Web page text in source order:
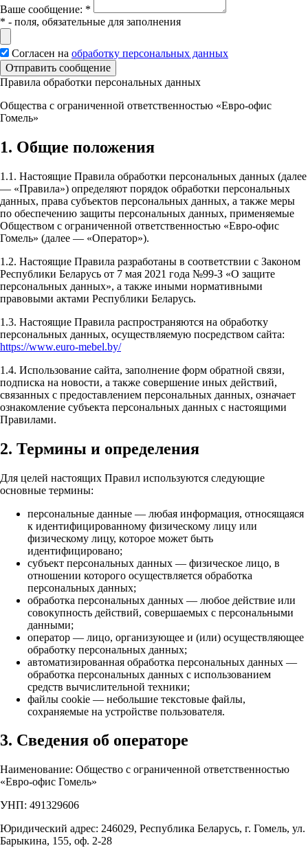
Вашe сообщение: *
* - поля, обязательные для заполнения
Согласен на обработку персональных данных
Отправить сообщение
Правила обработки персональных данных
Общества с ограниченной ответственностью «Евро-офис
Гомель»
1. Общие положения
1.1. Настоящие Правила обработки персональных данных (далее
— «Правила») определяют порядок обработки персональных
данных, права субъектов персональных данных, а также меры
по обеспечению защиты персональных данных, применяемые
Обществом с ограниченной ответственностью «Евро-офис
Гомель» (далее — «Оператор»).
1.2. Настоящие Правила разработаны в соответствии с Законом
Республики Беларусь от 7 мая 2021 года №99-З «О защите
персональных данных», а также иными нормативными
правовыми актами Республики Беларусь.
1.3. Настоящие Правила распространяются на обработку
персональных данных, осуществляемую посредством сайта:
https://www.euro-mebel.by/
1.4. Использование сайта, заполнение форм обратной связи,
подписка на новости, а также совершение иных действий,
связанных с предоставлением персональных данных, означает
ознакомление субъекта персональных данных с настоящими
Правилами.
2. Термины и определения
Для целей настоящих Правил используются следующие
основные термины:
персональные данные — любая информация, относящаяся
к идентифицированному физическому лицу или
физическому лицу, которое может быть
идентифицировано;
субъект персональных данных — физическое лицо, в
отношении которого осуществляется обработка
персональных данных;
обработка персональных данных — любое действие или
совокупность действий, совершаемых с персональными
данными;
оператор — лицо, организующее и (или) осуществляющее
обработку персональных данных;
автоматизированная обработка персональных данных —
обработка персональных данных с использованием
средств вычислительной техники;
файлы cookie — небольшие текстовые файлы,
сохраняемые на устройстве пользователя.
3. Сведения об операторе
Наименование: Общество с ограниченной ответственностью
«Евро-офис Гомель»
УНП: 491329606
Юридический адрес: 246029, Республика Беларусь, г. Гомель, ул.
Барыкина, 155, оф. 2-28